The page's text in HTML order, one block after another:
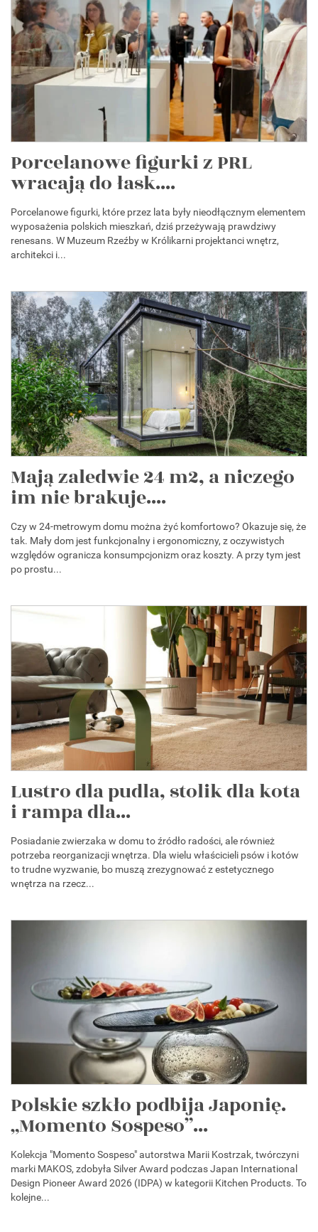
Porcelanowe figurki z PRL
wracają do łask....
Porcelanowe figurki, które przez lata były nieodłącznym elementem
wyposażenia polskich mieszkań, dziś przeżywają prawdziwy
renesans. W Muzeum Rzeźby w Królikarni projektanci wnętrz,
architekci i...
Mają zaledwie 24 m2, a niczego
im nie brakuje....
Czy w 24-metrowym domu można żyć komfortowo? Okazuje się, że
tak. Mały dom jest funkcjonalny i ergonomiczny, z oczywistych
względów ogranicza konsumpcjonizm oraz koszty. A przy tym jest
po prostu...
Lustro dla pudla, stolik dla kota
i rampa dla...
Posiadanie zwierzaka w domu to źródło radości, ale również
potrzeba reorganizacji wnętrza. Dla wielu właścicieli psów i kotów
to trudne wyzwanie, bo muszą zrezygnować z estetycznego
wnętrza na rzecz...
Polskie szkło podbija Japonię.
„Momento Sospeso”...
Kolekcja "Momento Sospeso" autorstwa Marii Kostrzak, twórczyni
marki MAKOS, zdobyła Silver Award podczas Japan International
Design Pioneer Award 2026 (IDPA) w kategorii Kitchen Products. To
kolejne...